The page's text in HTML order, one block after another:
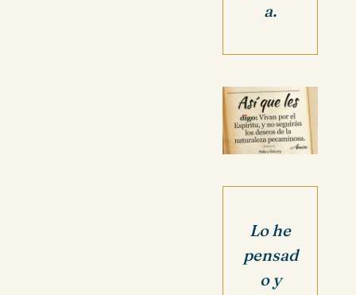
a.
Lo he
pensad
o y